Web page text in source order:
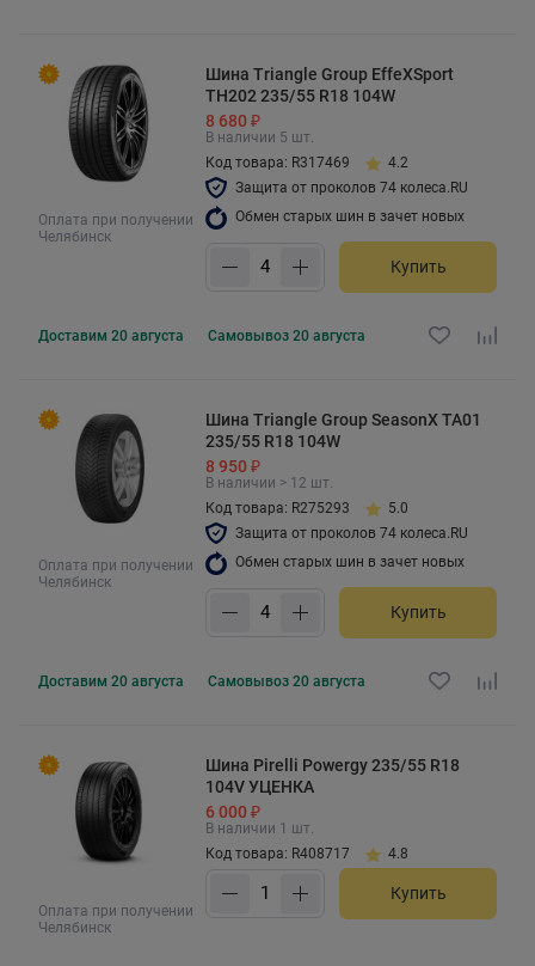
Оплата при получении
Челябинск
Шина Triangle Group EffeXSport
TH202 235/55 R18 104W
8 680 ₽
В наличии 5 шт.
Код товара: R317469
4.2
Защита от проколов 74 колеса.RU
Обмен старых шин в зачет новых
Купить
Доставим 20 августа Самовывоз 20 августа
Оплата при получении
Челябинск
Шина Triangle Group SeasonX TA01
235/55 R18 104W
8 950 ₽
В наличии > 12 шт.
Код товара: R275293
5.0
Защита от проколов 74 колеса.RU
Обмен старых шин в зачет новых
Купить
Доставим 20 августа Самовывоз 20 августа
Оплата при получении
Челябинск
Шина Pirelli Powergy 235/55 R18
104V УЦЕНКА
6 000 ₽
В наличии 1 шт.
Код товара: R408717
4.8
Купить